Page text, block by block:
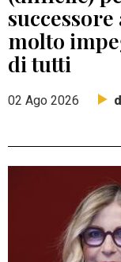
molto
di tutti
02 Ago 2026